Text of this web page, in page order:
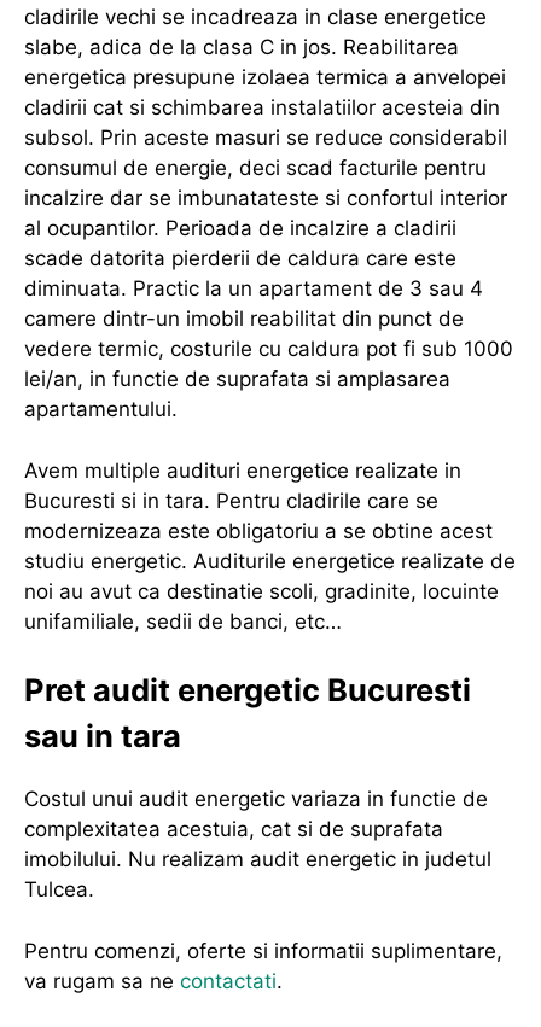
cladirile vechi se incadreaza in clase energetice
slabe, adica de la clasa C in jos. Reabilitarea
energetica presupune izolaea termica a anvelopei
cladirii cat si schimbarea instalatiilor acesteia din
subsol. Prin aceste masuri se reduce considerabil
consumul de energie, deci scad facturile pentru
incalzire dar se imbunatateste si confortul interior
al ocupantilor. Perioada de incalzire a cladirii
scade datorita pierderii de caldura care este
diminuata. Practic la un apartament de 3 sau 4
camere dintr-un imobil reabilitat din punct de
vedere termic, costurile cu caldura pot fi sub 1000
lei/an, in functie de suprafata si amplasarea
apartamentului.
Avem multiple audituri energetice realizate in
Bucuresti si in tara. Pentru cladirile care se
modernizeaza este obligatoriu a se obtine acest
studiu energetic. Auditurile energetice realizate de
noi au avut ca destinatie scoli, gradinite, locuinte
unifamiliale, sedii de banci, etc…
Pret audit energetic Bucuresti
sau in tara
Costul unui audit energetic variaza in functie de
complexitatea acestuia, cat si de suprafata
imobilului. Nu realizam audit energetic in judetul
Tulcea.
Pentru comenzi, oferte si informatii suplimentare,
va rugam sa ne contactati.